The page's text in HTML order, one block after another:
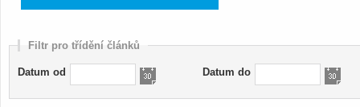
Filtr pro třídění článků
Datum od Datum do